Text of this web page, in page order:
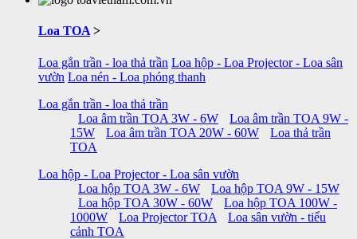
Loa TOA >
Loa gắn trần - loa thả trần Loa hộp - Loa Projector - Loa sân
vườn Loa nén - Loa phóng thanh
Loa gắn trần - loa thả trần
Loa âm trần TOA 3W - 6W
Loa âm trần TOA 9W -
15W
Loa âm trần TOA 20W - 60W
Loa thả trần
TOA
Loa hộp - Loa Projector - Loa sân vườn
Loa hộp TOA 3W - 6W
Loa hộp TOA 9W - 15W
Loa hộp TOA 30W - 60W
Loa hộp TOA 100W -
1000W
Loa Projector TOA
Loa sân vườn - tiểu
cảnh TOA